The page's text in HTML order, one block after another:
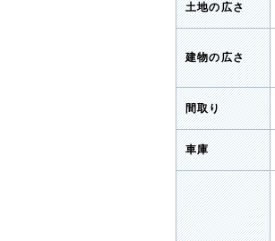
土地の広さ
建物の広さ
間取り
車庫